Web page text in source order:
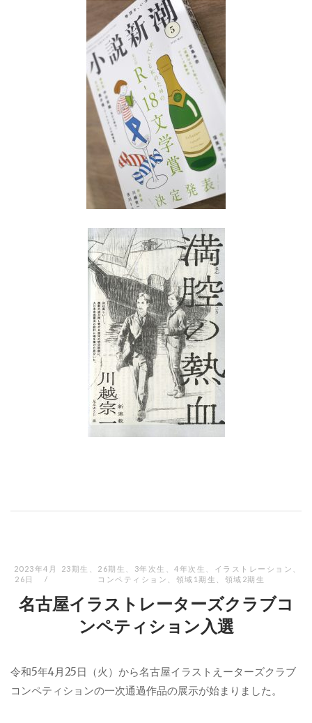
2023年4月
26日
23期生 26期生 3年次生 、4年次生 イラストレーション
コンペティション
領域1期生 領域2期生
名古屋イラストレーターズクラブコ
ンペティション入選
令和5年4月25日（火）から名古屋イラストえーターズクラブ
コンペティションの一次通過作品の展示が始まりました。